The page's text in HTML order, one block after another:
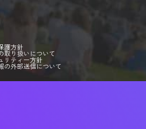
護方針
取り扱いについて
リティー方針
の外部送信について